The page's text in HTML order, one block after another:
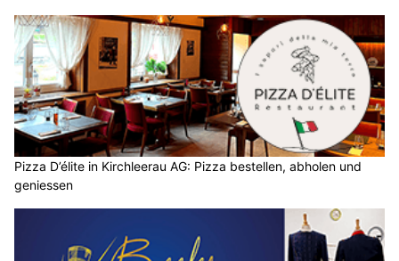
Pizza D’élite in Kirchleerau AG: Pizza bestellen, abholen und
geniessen